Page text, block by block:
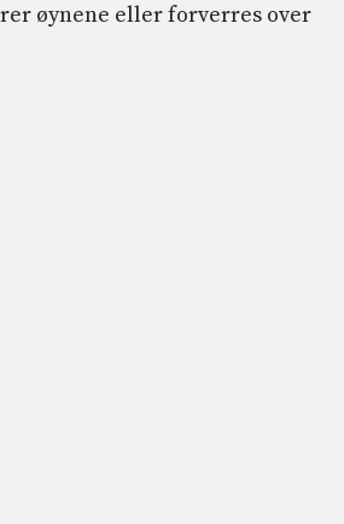
øynene eller forverres over